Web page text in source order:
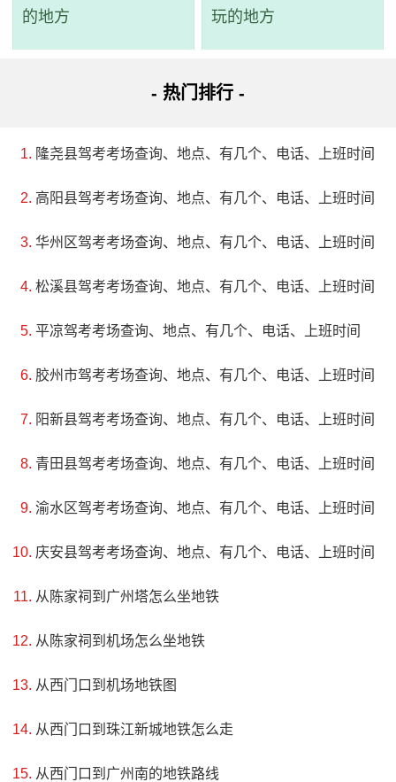
评级：AAAA
地址：江苏省扬州市邗江区隋炀路102号
扬州隋炀帝陵位于扬州邗江区槐泗镇，是隋朝炀帝杨广
来一览其风采。
的地方
玩的地方
- 热门排行 -
隆尧县驾考考场查询、地点、有几个、电话、上班时间
高阳县驾考考场查询、地点、有几个、电话、上班时间
华州区驾考考场查询、地点、有几个、电话、上班时间
松溪县驾考考场查询、地点、有几个、电话、上班时间
平凉驾考考场查询、地点、有几个、电话、上班时间
胶州市驾考考场查询、地点、有几个、电话、上班时间
阳新县驾考考场查询、地点、有几个、电话、上班时间
青田县驾考考场查询、地点、有几个、电话、上班时间
渝水区驾考考场查询、地点、有几个、电话、上班时间
庆安县驾考考场查询、地点、有几个、电话、上班时间
从陈家祠到广州塔怎么坐地铁
从陈家祠到机场怎么坐地铁
从西门口到机场地铁图
从西门口到珠江新城地铁怎么走
从西门口到广州南的地铁路线